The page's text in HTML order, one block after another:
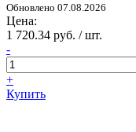
Обновлено 07.08.2026
Цена:
1 720.34 руб. / шт.
-
+
Купить